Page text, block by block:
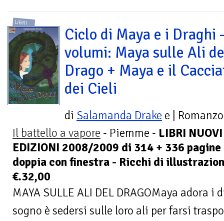
LIBRI
Ciclo di Maya e i Draghi
volumi: Maya sulle Ali
Drago + Maya e il
dei Cieli
di Salamanda Drake e
| Romanzo
Il battello a vapore - Piemme - LIBRI
EDIZIONI 2008/2009 di 314 + 336
doppia con finestra - Ricchi di
€.32,00
MAYA SULLE ALI DEL DRAGOMaya adora
sogno è sedersi sulle loro ali per farsi